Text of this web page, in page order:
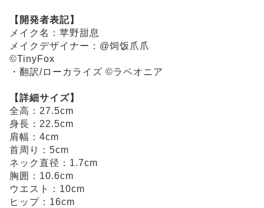
【開発者表記】
メイク名：苹野甜息
メイクデザイナー：@饲饭爪爪
©TinyFox
・翻訳/ローカライズ ©ラペオニア
【詳細サイズ】
全高：27.5cm
身長：22.5cm
肩幅：4cm
首周り：5cm
ネック直径：1.7cm
胸囲：10.6cm
ウエスト：10cm
ヒップ：16cm